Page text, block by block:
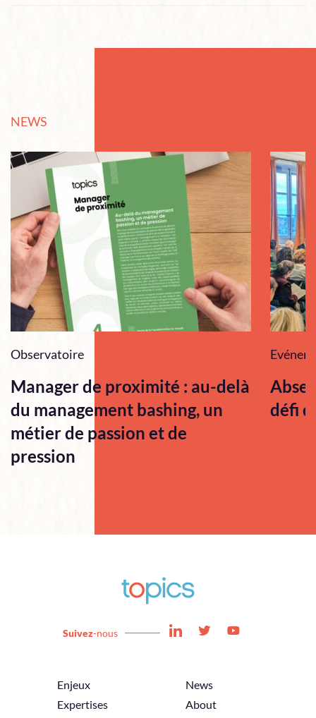
NEWS
Observatoire
Manager de proximité : au-delà
du management bashing, un
métier de passion et de
pression
défi
Enjeux
Expertises
News
About
Suivez-nous